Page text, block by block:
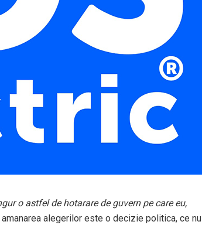
o astfel de hotarare de guvern pe care eu,
alegerilor este o decizie politica, ce nu